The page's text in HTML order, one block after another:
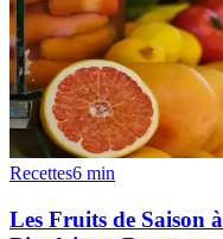
Recettes6 min
Les Fruits de Saison